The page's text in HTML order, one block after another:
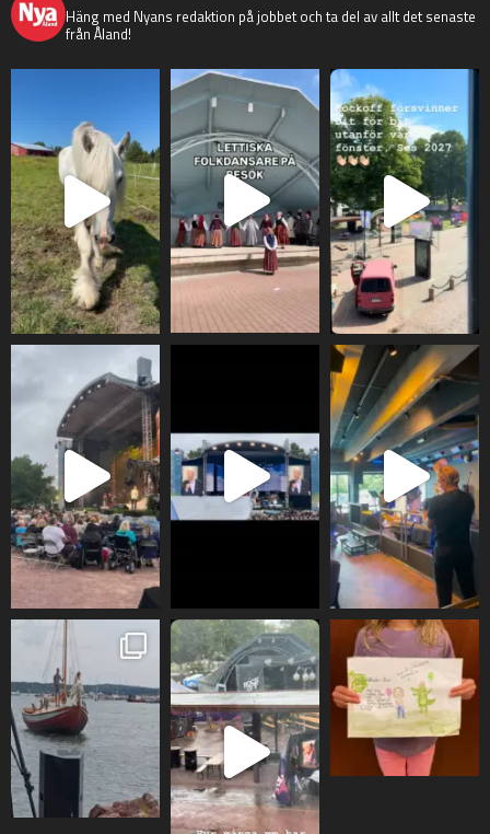
Häng med Nyans redaktion på jobbet och ta del av allt det senaste
från Åland!